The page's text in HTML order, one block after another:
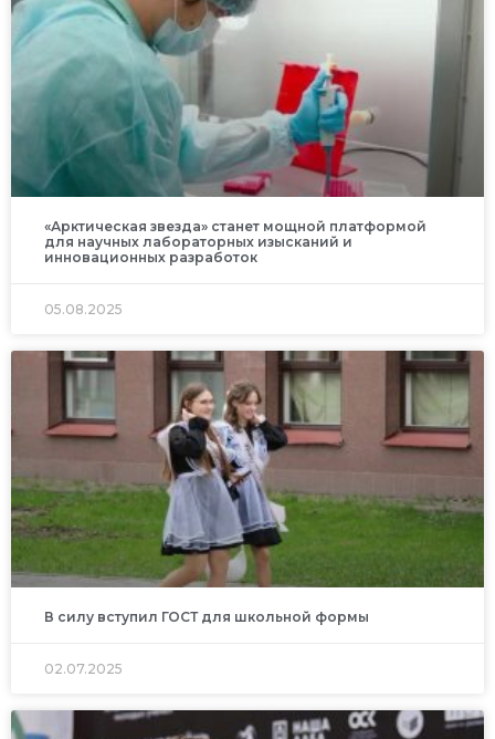
«Арктическая звезда» станет мощной платформой
для научных лабораторных изысканий и
инновационных разработок
05.08.2025
В силу вступил ГОСТ для школьной формы
02.07.2025